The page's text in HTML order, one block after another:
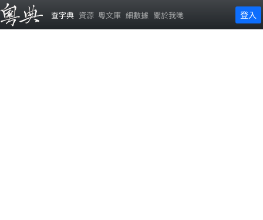
查字典 資源 粵文庫 細數據 關於我哋 登入